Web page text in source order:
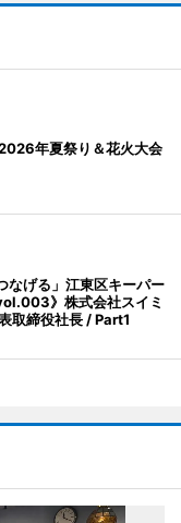
年夏祭り＆花火大会
なげる」江東区キーパー
》株式会社スイミ
取締役社長 / Part1